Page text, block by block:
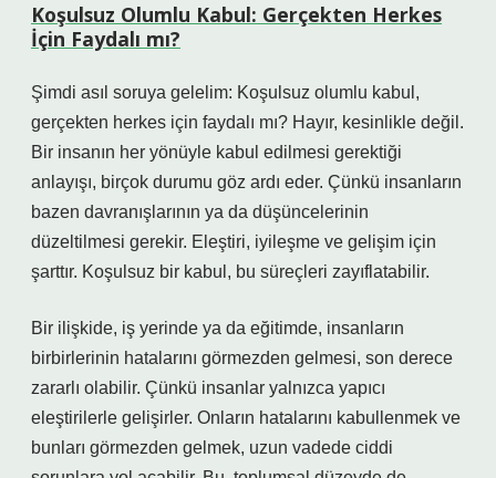
Koşulsuz Olumlu Kabul: Gerçekten Herkes
İçin Faydalı mı?
Şimdi asıl soruya gelelim: Koşulsuz olumlu kabul,
gerçekten herkes için faydalı mı? Hayır, kesinlikle değil.
Bir insanın her yönüyle kabul edilmesi gerektiği
anlayışı, birçok durumu göz ardı eder. Çünkü insanların
bazen davranışlarının ya da düşüncelerinin
düzeltilmesi gerekir. Eleştiri, iyileşme ve gelişim için
şarttır. Koşulsuz bir kabul, bu süreçleri zayıflatabilir.
Bir ilişkide, iş yerinde ya da eğitimde, insanların
birbirlerinin hatalarını görmezden gelmesi, son derece
zararlı olabilir. Çünkü insanlar yalnızca yapıcı
eleştirilerle gelişirler. Onların hatalarını kabullenmek ve
bunları görmezden gelmek, uzun vadede ciddi